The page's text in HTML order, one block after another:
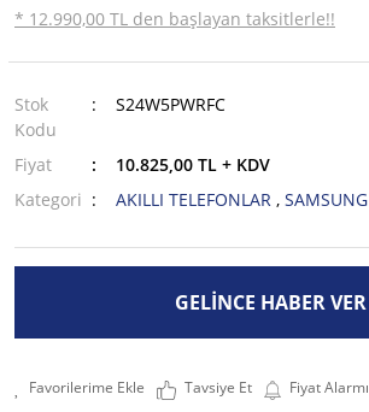
* 12.990,00 TL den başlayan taksitlerle!!
Stok
Kodu
S24W5PWRFC
Fiyat
10.825,00 TL + KDV
Kategori
AKILLI TELEFONLAR , SAMSUNG
GELİNCE HABER VER
Tavsiye Et Fiyat Alarmı